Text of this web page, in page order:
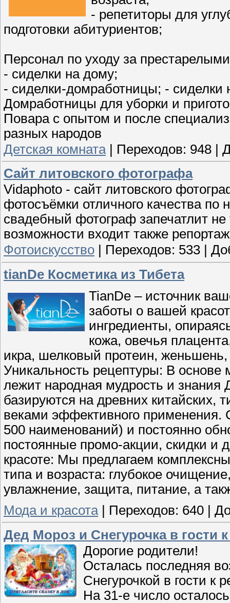
- репетиторы для
подготовки абитуриентов;
Персонал по уходу за
- сиделки на дому;
- сиделки-домработницы; - сиделки
Домработницы для уборки и
Повара с опытом и после
разных народов
Детская комната | Переходов: 948 |
Сайт литовского фотографа
Vidaphoto - сайт литовского
фотосъёмки отличного качества
свадебный фотограф запечатлит
возможности входит также
Фотоискусство
Переходов: 533
tianDe Косметика из Тибета
TianDe – источник
заботы о вашей
ингредиенты,
кожа, овечья
икра, шелковый протеин,
Уникальность рецептуры: В основе
лежит народная мудрость и знания
базируются на древних китайских,
веками эффективного применения.
500 наименований) и постоянно
постоянные промо-акции, скидки и
красоте: Мы предлагаем
типа и возраста: глубокое
увлажнение, защита, питание, а
Мода и красота| Переходов: 640
Дед Мороз и Снегурочка в гости
Дорогие родители!
Осталась последняя
Снегурочкой в гости к
На 31-е число